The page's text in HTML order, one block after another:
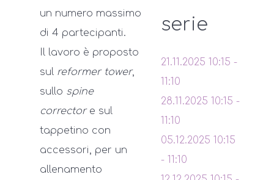
un numero massimo
di 4 partecipanti.
Il lavoro è proposto
sul reformer tower,
sullo spine
correctore sul
tappetino con
accessori, per un
allenamento
serie
21.11.2025 10:15 -
11:10
28.11.2025 10:15 -
11:10
05.12.2025 10:15
- 11:10